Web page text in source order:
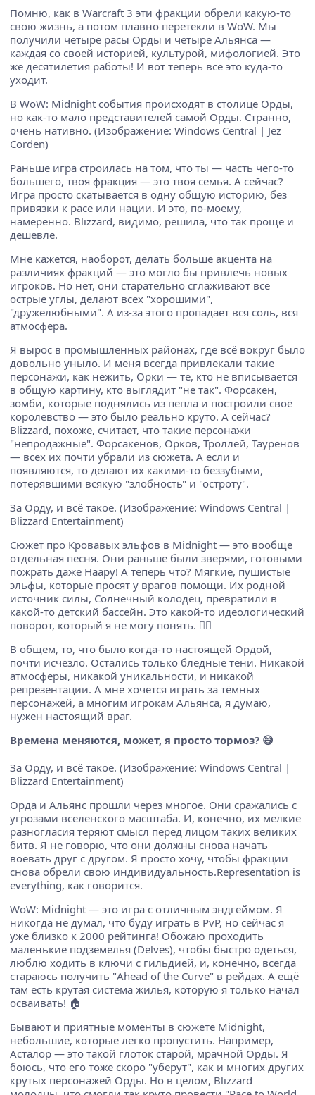
Помню, как в Warcraft 3 эти фракции обрели какую-то
свою жизнь, а потом плавно перетекли в WoW. Мы
получили четыре расы Орды и четыре Альянса —
каждая со своей историей, культурой, мифологией. Это
же десятилетия работы! И вот теперь всё это куда-то
уходит.
В WoW: Midnight события происходят в столице Орды,
но как-то мало представителей самой Орды. Странно,
очень нативно. (Изображение: Windows Central | Jez
Corden)
Раньше игра строилась на том, что ты — часть чего-то
большего, твоя фракция — это твоя семья. А сейчас?
Игра просто скатывается в одну общую историю, без
привязки к расе или нации. И это, по-моему,
намеренно. Blizzard, видимо, решила, что так проще и
дешевле.
Мне кажется, наоборот, делать больше акцента на
различиях фракций — это могло бы привлечь новых
игроков. Но нет, они старательно сглаживают все
острые углы, делают всех "хорошими",
"дружелюбными". А из-за этого пропадает вся соль, вся
атмосфера.
Я вырос в промышленных районах, где всё вокруг было
довольно уныло. И меня всегда привлекали такие
персонажи, как нежить, Орки — те, кто не вписывается
в общую картину, кто выглядит "не так". Форсакен,
зомби, которые поднялись из пепла и построили своё
королевство — это было реально круто. А сейчас?
Blizzard, похоже, считает, что такие персонажи
"непродажные". Форсакенов, Орков, Троллей, Тауренов
— всех их почти убрали из сюжета. А если и
появляются, то делают их какими-то беззубыми,
потерявшими всякую "злобность" и "остроту".
За Орду, и всё такое. (Изображение: Windows Central |
Blizzard Entertainment)
Сюжет про Кровавых эльфов в Midnight — это вообще
отдельная песня. Они раньше были зверями, готовыми
пожрать даже Наару! А теперь что? Мягкие, пушистые
эльфы, которые просят у врагов помощи. Их родной
источник силы, Солнечный колодец, превратили в
какой-то детский бассейн. Это какой-то идеологический
поворот, который я не могу понять. 🤷‍♂️
В общем, то, что было когда-то настоящей Ордой,
почти исчезло. Остались только бледные тени. Никакой
атмосферы, никакой уникальности, и никакой
репрезентации. А мне хочется играть за тёмных
персонажей, а многим игрокам Альянса, я думаю,
нужен настоящий враг.
Времена меняются, может, я просто тормоз? 😅
За Орду, и всё такое. (Изображение: Windows Central |
Blizzard Entertainment)
Орда и Альянс прошли через многое. Они сражались с
угрозами вселенского масштаба. И, конечно, их мелкие
разногласия теряют смысл перед лицом таких великих
битв. Я не говорю, что они должны снова начать
воевать друг с другом. Я просто хочу, чтобы фракции
снова обрели свою индивидуальность.Representation is
everything, как говорится.
WoW: Midnight — это игра с отличным эндгеймом. Я
никогда не думал, что буду играть в PvP, но сейчас я
уже близко к 2000 рейтинга! Обожаю проходить
маленькие подземелья (Delves), чтобы быстро одеться,
люблю ходить в ключи с гильдией, и, конечно, всегда
стараюсь получить "Ahead of the Curve" в рейдах. А ещё
там есть крутая система жилья, которую я только начал
осваивать! 🏠
Бывают и приятные моменты в сюжете Midnight,
небольшие, которые легко пропустить. Например,
Асталор — это такой глоток старой, мрачной Орды. Я
боюсь, что его тоже скоро "уберут", как и многих других
крутых персонажей Орды. Но в целом, Blizzard